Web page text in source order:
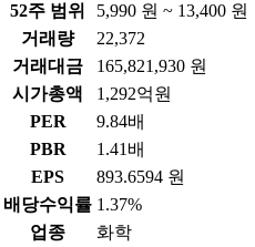
52주 범위
5,990 원 ~ 13,400 원
거래량
22,372
거래대금
165,821,930 원
시가총액
1,292억원
PER
9.84배
PBR
1.41배
EPS
893.6594 원
배당수익률 1.37%
업종
화학